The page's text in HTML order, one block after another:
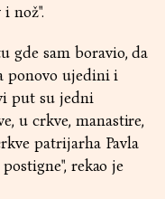
nož".
gde sam boravio, da
ponovo ujedini i
put su jedni
u crkve, manastire,
patrijarha Pavla
rekao je